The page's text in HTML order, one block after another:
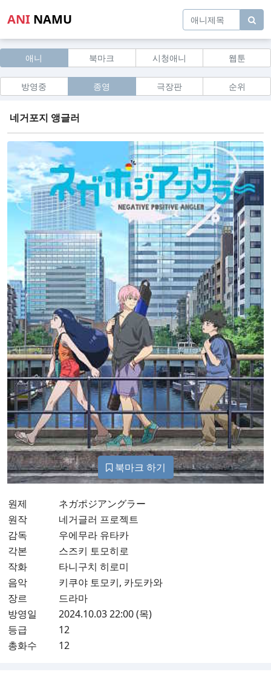
ANI NAMU
애니 북마크 시청애니 웹툰
방영중 종영 극장판 순위
네거포지 앵글러
북마크 하기
원제
ネガポジアングラー
원작
네거글러 프로젝트
감독
우에무라 유타카
각본
스즈키 토모히로
작화
타니구치 히로미
음악
키쿠야 토모키, 카도카와
장르
드라마
방영일
2024.10.03 22:00 (목)
등급
12
총화수
12